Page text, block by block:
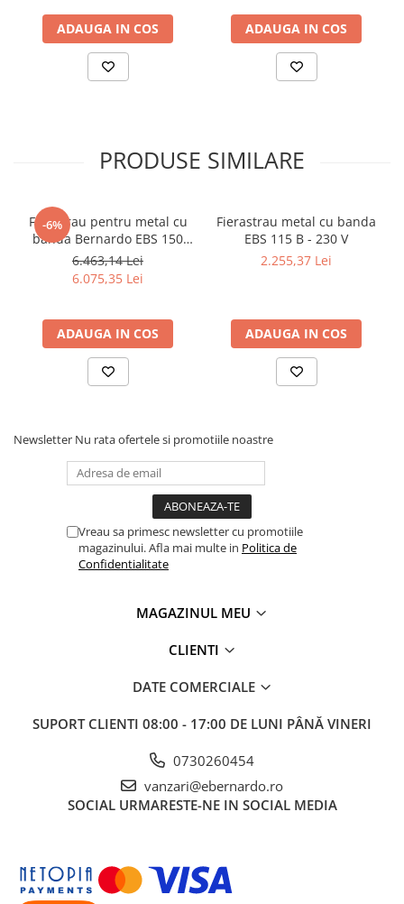
ADAUGA IN COS ADAUGA IN COS
PRODUSE SIMILARE
-6%
Ferastrau pentru metal cu
banda Bernardo EBS 150
GC
6.463,14 Lei
6.075,35 Lei
ADAUGA IN COS
Fierastrau metal cu banda
EBS 115 B - 230 V
2.255,37 Lei
ADAUGA IN COS
Newsletter Nu rata ofertele si promotiile noastre
Vreau sa primesc newsletter cu promotiile
magazinului. Afla mai multe in Politica de
Confidentialitate
MAGAZINUL MEU
CLIENTI
DATE COMERCIALE
SUPORT CLIENTI 08:00 - 17:00 DE LUNI PÂNĂ VINERI
0730260454
vanzari@ebernardo.ro
SOCIAL URMARESTE-NE IN SOCIAL MEDIA